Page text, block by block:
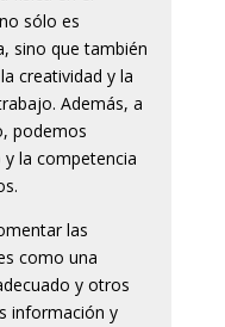
sólo es
sino que también
creatividad y la
Además, a
podemos
la competencia
las
como una
y otros
información y